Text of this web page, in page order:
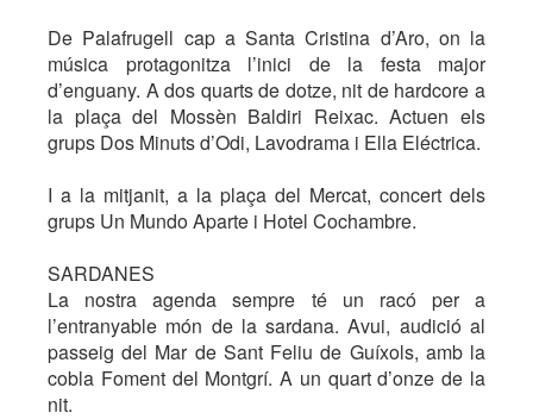
De Palafrugell cap a Santa Cristina d’Aro, on la
música protagonitza l’inici de la festa major
d’enguany. A dos quarts de dotze, nit de hardcore a
la plaça del Mossèn Baldiri Reixac. Actuen els
grups Dos Minuts d’Odi, Lavodrama i Ella Eléctrica.
I a la mitjanit, a la plaça del Mercat, concert dels
grups Un Mundo Aparte i Hotel Cochambre.
SARDANES
La nostra agenda sempre té un racó per a
l’entranyable món de la sardana. Avui, audició al
passeig del Mar de Sant Feliu de Guíxols, amb la
cobla Foment del Montgrí. A un quart d’onze de la
nit.